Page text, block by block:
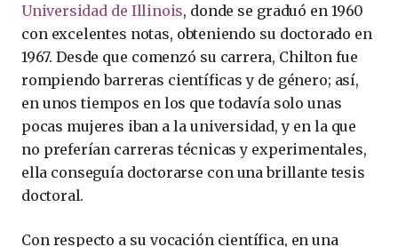
Universidad de Illinois, donde se graduó en 1960
con excelentes notas, obteniendo su doctorado en
1967. Desde que comenzó su carrera, Chilton fue
rompiendo barreras científicas y de género; así,
en unos tiempos en los que todavía solo unas
pocas mujeres iban a la universidad, y en la que
no preferían carreras técnicas y experimentales,
ella conseguía doctorarse con una brillante tesis
doctoral.
Con respecto a su vocación científica, en una